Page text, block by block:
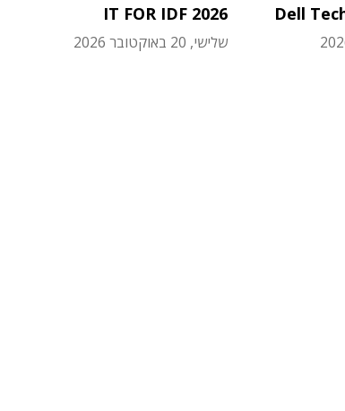
Dell
IT FOR IDF 2026
שלישי, 20 באוקטובר 2026